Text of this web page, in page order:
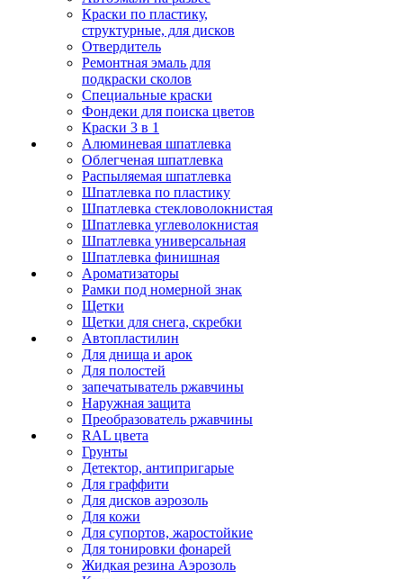
Краски по пластику,
структурные, для дисков
Отвердитель
Ремонтная эмаль для
подкраски сколов
Специальные краски
Фондеки для поиска цветов
Краски 3 в 1
Алюминевая шпатлевка
Облегченая шпатлевка
Распыляемая шпатлевка
Шпатлевка по пластику
Шпатлевка стекловолокнистая
Шпатлевка углеволокнистая
Шпатлевка универсальная
Шпатлевка финишная
Ароматизаторы
Рамки под номерной знак
Щетки
Щетки для снега, скребки
Автопластилин
Для днища и арок
Для полостей
запечатыватель ржавчины
Наружная защита
Преобразователь ржавчины
RAL цвета
Грунты
Детектор, антипригарые
Для граффити
Для дисков аэрозоль
Для кожи
Для супортов, жаростойкие
Для тонировки фонарей
Жидкая резина Аэрозоль